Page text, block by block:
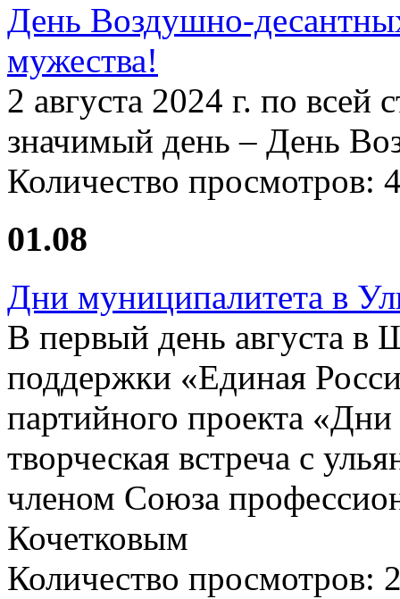
День Воздушно-
мужества!
2 августа 2024 г. по всей
значимый день – День
Количество просмотров:
01.08
Дни муниципалитета в
В первый день августа в
поддержки «Единая
партийного проекта
творческая встреча с
членом Союза
Кочетковым
Количество просмотров: